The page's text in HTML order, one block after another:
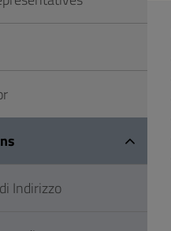
Indirizzo